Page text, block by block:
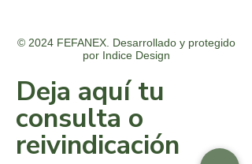
© 2024 FEFANEX. Desarrollado y protegido
por Indice Design
Deja aquí tu
consulta o
reivindicación